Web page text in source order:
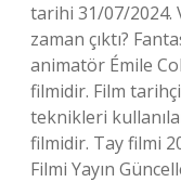
tarihi 31/07/2024.
zaman çıktı?
animatör Émile
filmidir. Film
teknikleri
filmidir. Tay filmi
Filmi Yayın